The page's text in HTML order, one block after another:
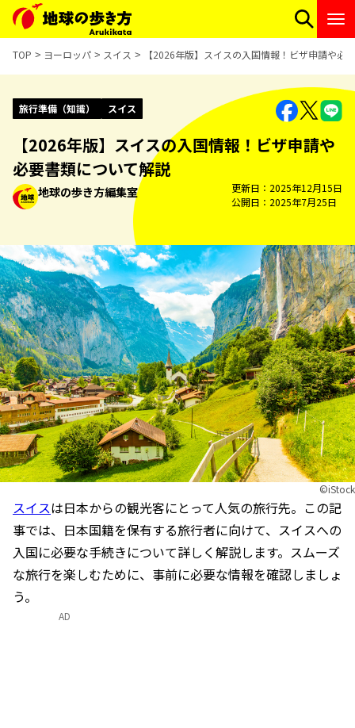
TOP ヨーロッパ スイス 【2026年版】スイスの入国情報！ビザ申請や必
旅行準備（知識） スイス
【2026年版】スイスの入国情報！ビザ申請や
必要書類について解説
地球の歩き方編集室 更新日
2025年12月15日
公開日
2025年7月25日
©iStock
スイスは日本からの観光客にとって人気の旅行先。この記
事では、日本国籍を保有する旅行者に向けて、スイスへの
入国に必要な手続きについて詳しく解説します。スムーズ
な旅行を楽しむために、事前に必要な情報を確認しましょ
う。
AD